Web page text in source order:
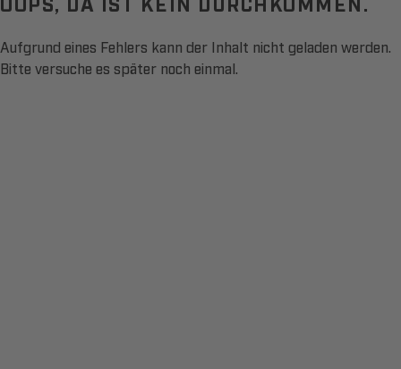
Aufgrund eines Fehlers kann der Inhalt nicht geladen werden.
Bitte versuche es später noch einmal.